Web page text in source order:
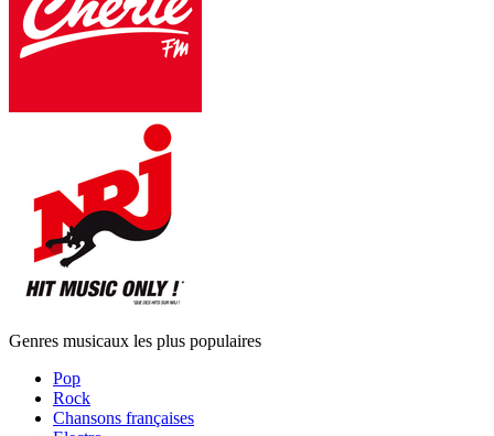
Genres musicaux les plus populaires
Pop
Rock
Chansons françaises